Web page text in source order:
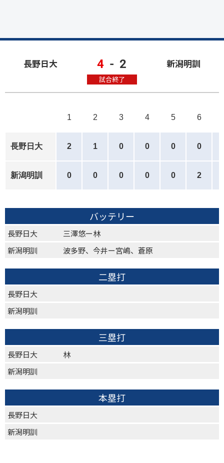
長野日大 4 - 2
試合終了
新潟明訓
1 2 3 4 5 6
長野日大 2 1 0 0 0 0
新潟明訓 0 0 0 0 0 2
バッテリー
長野日大
三澤悠ー林
新潟明訓
波多野、今井ー宮嶋、蒼原
二塁打
長野日大
新潟明訓
三塁打
長野日大
林
新潟明訓
本塁打
長野日大
新潟明訓